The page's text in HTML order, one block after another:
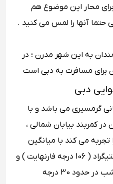
برای محار این موضوع هم
حتما آنها را لمس می کنید .
به این شهر مدرن ؛ در
برای مسافرت به دبی است
دبی
گرمسیری می باشد و با
کمربند بیابان شمالی ،
تجربه می کند با میانگین
دمای بالا در حدود 41 درجه سانتیگراد ( 106 درجه فارنهایت ) و
نیز پایین ترین دما در هنگام شب در حدود 30 درجه